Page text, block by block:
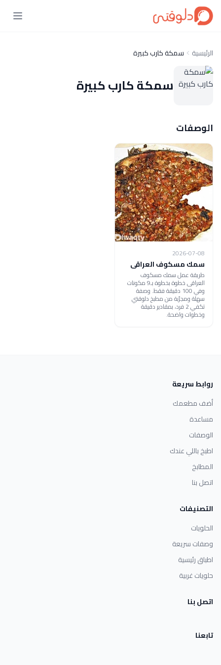
الرئيسية سمكة كارب كبيرة
سمكة كارب كبيرة
الوصفات
2026-07-08
سمك مسكوف العراقى
طريقة عمل سمك مسكوف
العراقى خطوة بخطوة بـ9 مكونات
وفي 100 دقيقة فقط. وصفة
سهلة ومجرّبة من مطبخ دلوقتي
تكفي 2 فرد، بمقادير دقيقة
وخطوات واضحة.
روابط سريعة
أضف مطعمك
مساعدة
الوصفات
اطبخ باللي عندك
المطابخ
اتصل بنا
التصنيفات
الحلويات
وصفات سريعة
اطباق رئيسية
حلويات غربية
اتصل بنا
تابعنا